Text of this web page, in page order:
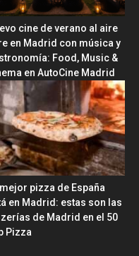
cine de verano al aire
en Madrid con música y
Food, Music &
en AutoCine Madrid
mejor pizza de España
en Madrid: estas son las
de Madrid en el 50
Pizza